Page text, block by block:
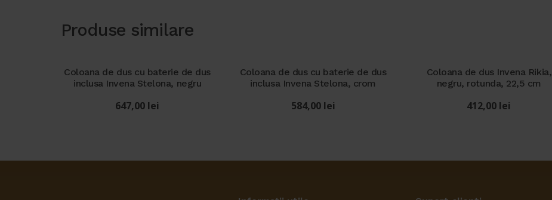
Produse similare
Coloana de dus cu baterie de dus
inclusa Invena Stelona, negru
647,00 lei
Coloana de dus cu baterie de dus
inclusa Invena Stelona, crom
584,00 lei
Coloana de dus Invena Rikia,
negru, rotunda, 22,5 cm
412,00 lei